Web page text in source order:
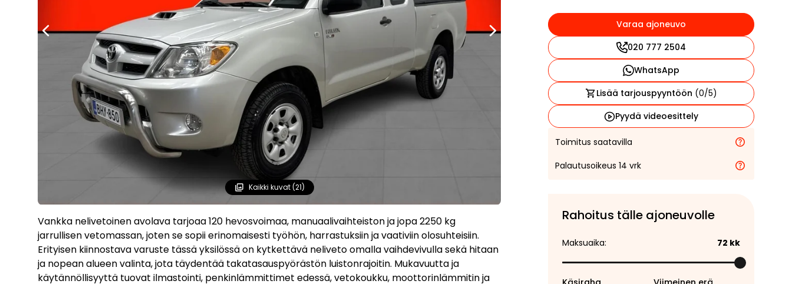
Kaikki kuvat (21)
Vankka nelivetoinen avolava tarjoaa 120 hevosvoimaa, manuaalivaihteiston ja jopa 2250 kg
jarrullisen vetomassan, joten se sopii erinomaisesti työhön, harrastuksiin ja vaativiin olosuhteisiin.
Erityisen kiinnostava varuste tässä yksilössä on kytkettävä neliveto omalla vaihdevivulla sekä hitaan
ja nopean alueen valinta, jota täydentää takatasauspyörästön luistonrajoitin. Mukavuutta ja
käytännöllisyyttä tuovat ilmastointi, penkinlämmittimet edessä, vetokoukku, moottorinlämmitin ja
Varaa ajoneuvo
020 777 2504
WhatsApp
Lisää tarjouspyyntöön (0/5)
Pyydä videoesittely
Toimitus saatavilla
Palautusoikeus 14 vrk
Rahoitus tälle ajoneuvolle
Maksuaika: 72 kk